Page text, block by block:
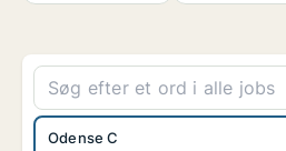
Odense C